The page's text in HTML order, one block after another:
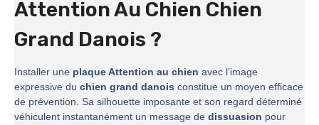
Attention Au Chien Chien
Grand Danois ?
Installer une plaque Attention au chien avec l’image
expressive du chien grand danois constitue un moyen efficace
de prévention. Sa silhouette imposante et son regard déterminé
véhiculent instantanément un message de dissuasion pour